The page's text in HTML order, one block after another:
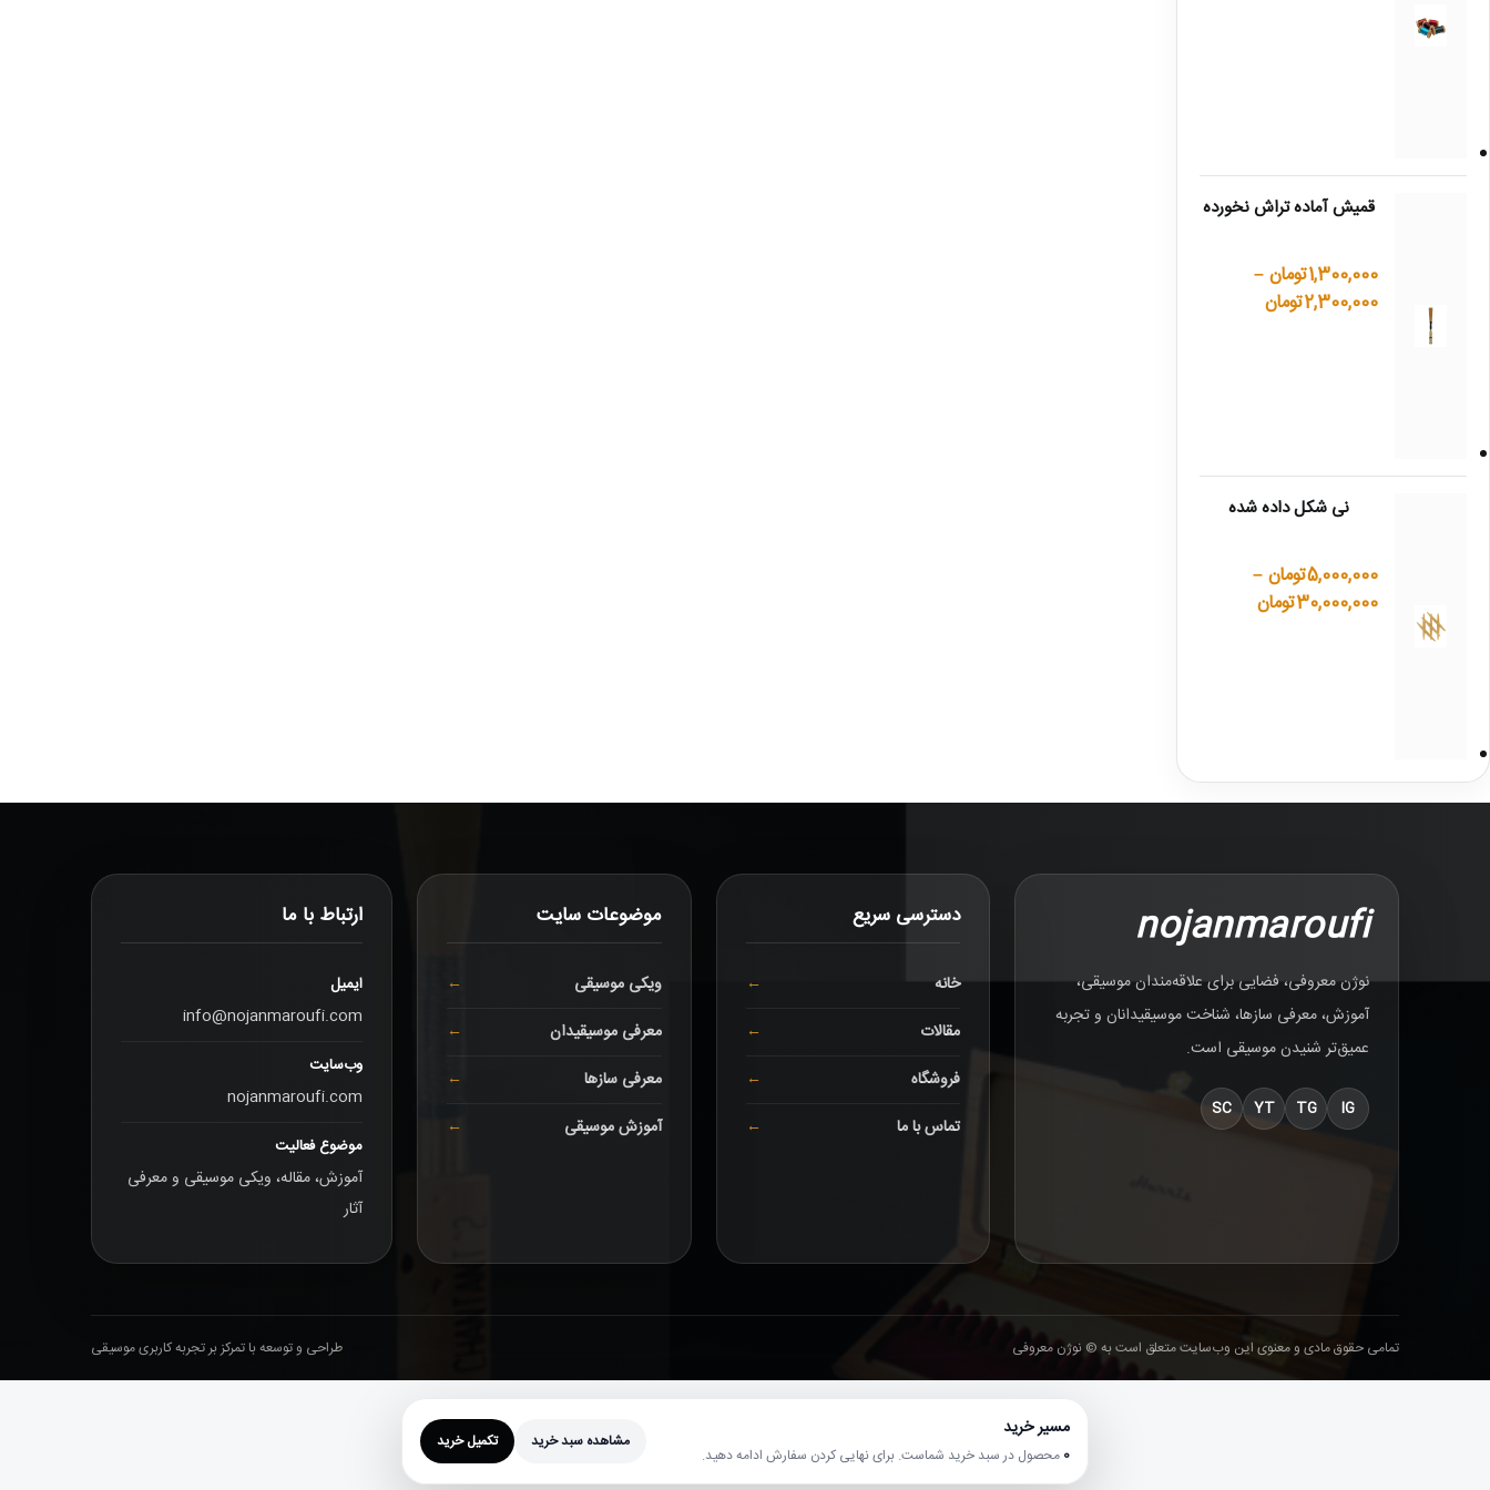
قمیش آماده تراش نخورده
1,300,000تومان–
2,300,000تومان
نی شکل داده شده
5,000,000تومان–
30,000,000تومان
nojanmaroufi
نوژن معروفی، فضایی برای علاقه‌مندان موسیقی،
آموزش، معرفی سازها، شناخت موسیقیدانان و تجربه
عمیق‌تر شنیدن موسیقی است.
IG
TG
YT
SC
دسترسی سریع
خانه
مقالات
فروشگاه
تماس با ما
موضوعات سایت
ویکی موسیقی
معرفی موسیقیدان
معرفی سازها
آموزش موسیقی
ارتباط با ما
ایمیل
info@nojanmaroufi.com
وب‌سایت
nojanmaroufi.com
موضوع فعالیت
آموزش، مقاله، ویکی موسیقی و معرفی
آثار
تمامی حقوق مادی و معنوی این وب‌سایت متعلق است به © نوژن معروفی طراحی و توسعه با تمرکز بر تجربه کاربری موسیقی
مسیر خرید
0 محصول در سبد خرید شماست. برای نهایی کردن سفارش ادامه دهید.
مشاهده سبد خرید تکمیل خرید